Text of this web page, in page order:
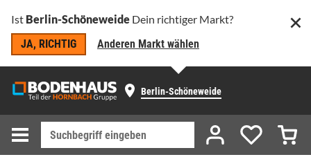
Ist Berlin-Schöneweide Dein richtiger Markt?
JA, RICHTIG
Anderen Markt wählen
Berlin-Schöneweide